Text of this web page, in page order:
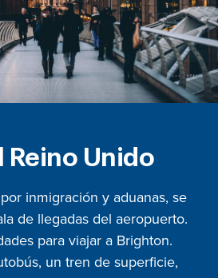
Reino Unido
inmigración y aduanas, se
de llegadas del aeropuerto.
para viajar a Brighton.
un tren de superficie,